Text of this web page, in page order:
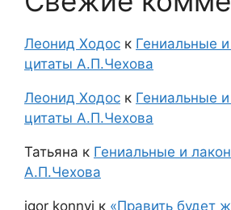
Леонид Ходос к Гениальные
цитаты А.П.Чехова
Леонид Ходос к Гениальные
цитаты А.П.Чехова
Татьяна к Гениальные и
А.П.Чехова
igor konnyi к «Править будет